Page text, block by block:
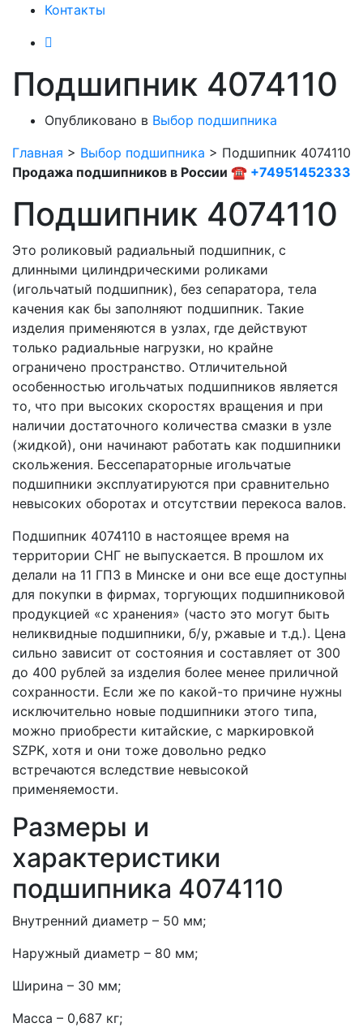
Контакты
Подшипник 4074110
Опубликовано в Выбор подшипника
Главная > Выбор подшипника > Подшипник 4074110
Продажа подшипников в России ☎ +74951452333
Подшипник 4074110
Это роликовый радиальный подшипник, с
длинными цилиндрическими роликами
(игольчатый подшипник), без сепаратора, тела
качения как бы заполняют подшипник. Такие
изделия применяются в узлах, где действуют
только радиальные нагрузки, но крайне
ограничено пространство. Отличительной
особенностью игольчатых подшипников является
то, что при высоких скоростях вращения и при
наличии достаточного количества смазки в узле
(жидкой), они начинают работать как подшипники
скольжения. Бессепараторные игольчатые
подшипники эксплуатируются при сравнительно
невысоких оборотах и отсутствии перекоса валов.
Подшипник 4074110 в настоящее время на
территории СНГ не выпускается. В прошлом их
делали на 11 ГПЗ в Минске и они все еще доступны
для покупки в фирмах, торгующих подшипниковой
продукцией «с хранения» (часто это могут быть
неликвидные подшипники, б/у, ржавые и т.д.). Цена
сильно зависит от состояния и составляет от 300
до 400 рублей за изделия более менее приличной
сохранности. Если же по какой-то причине нужны
исключительно новые подшипники этого типа,
можно приобрести китайские, с маркировкой
SZPK, хотя и они тоже довольно редко
встречаются вследствие невысокой
применяемости.
Размеры и
характеристики
подшипника 4074110
Внутренний диаметр – 50 мм;
Наружный диаметр – 80 мм;
Ширина – 30 мм;
Масса – 0,687 кг;